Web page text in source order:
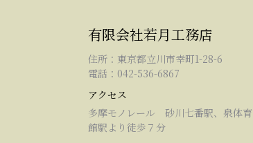
有限会社若月工務店
住所：東京都立川市幸町1-28-6
電話：042-536-6867
アクセス
多摩モノレール 砂川七番駅、泉体育
館駅より徒歩７分